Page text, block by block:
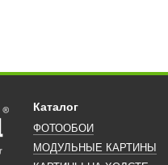
Каталог
ФОТООБОИ
МОДУЛЬНЫЕ КАРТИНЫ